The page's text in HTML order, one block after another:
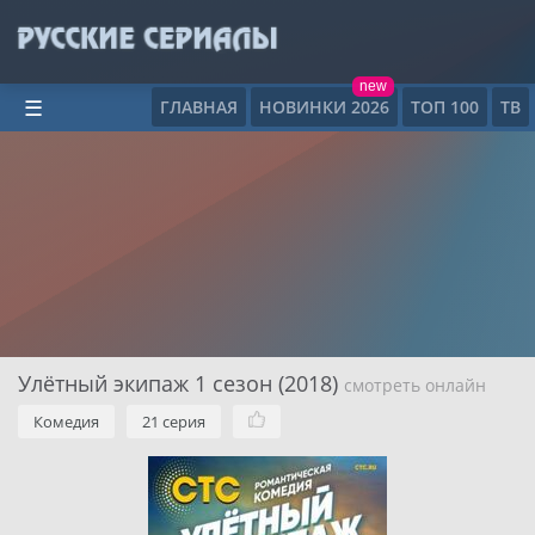
ГЛАВНАЯ НОВИНКИ 2026
new
ТОП 100 ТВ
☰
Улётный экипаж 1 сезон (2018) смотреть онлайн
Комедия 21 серия